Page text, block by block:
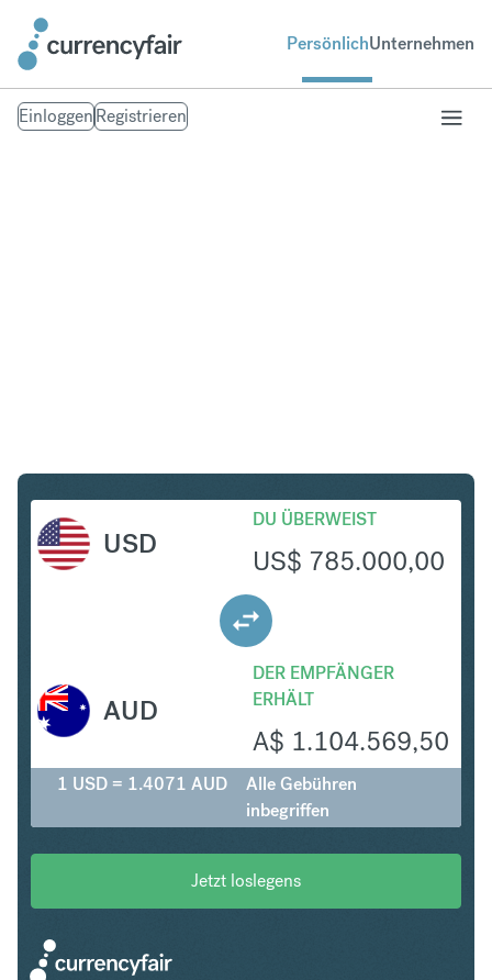
PersönlichUnternehmen
EinloggenRegistrieren
USD
DU ÜBERWEIST
US$ 785.000,00
DER EMPFÄNGER
ERHÄLT
A$ 1.104.569,50
AUD
1 USD = 1.4071 AUD
Alle Gebühren
inbegriffen
Jetzt loslegens